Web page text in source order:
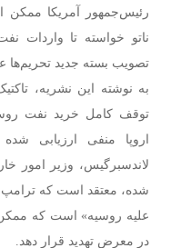
رئیس‌جمهور آمریکا
ناتو خواسته تا واردات
تصویب بسته جدید تحریم‌ها
به نوشته این نشریه،
توقف کامل خرید نفت
اروپا منفی ارزیابی
لاندسبرگیس، وزیر امور
شده، معتقد است که ترامپ
علیه روسیه» است که
در معرض تهدید قرار دهد.